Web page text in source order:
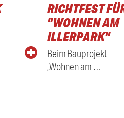
RICHTFEST
"WOHNEN AM
ILLERPARK"
Beim Bauprojekt
„Wohnen am …